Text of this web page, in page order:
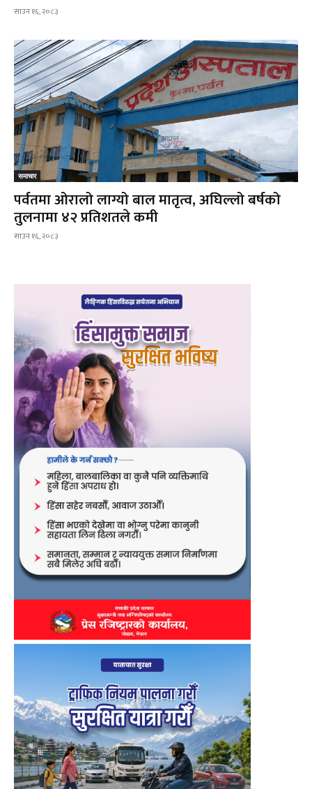
साउन १६, २०८३
समाचार
पर्वतमा ओरालो लाग्यो बाल मातृत्व, अघिल्लो बर्षको
तुलनामा ४२ प्रतिशतले कमी
साउन १६, २०८३